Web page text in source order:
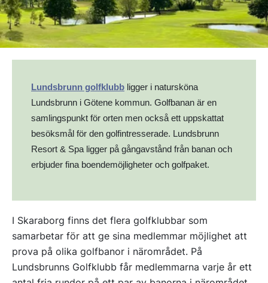
Lundsbrunn golfklubb ligger i natursköna
Lundsbrunn i Götene kommun. Golfbanan är en
samlingspunkt för orten men också ett uppskattat
besöksmål för den golfintresserade. Lundsbrunn
Resort & Spa ligger på gångavstånd från banan och
erbjuder fina boendemöjligheter och golfpaket.
I Skaraborg finns det flera golfklubbar som
samarbetar för att ge sina medlemmar möjlighet att
prova på olika golfbanor i närområdet. På
Lundsbrunns Golfklubb får medlemmarna varje år ett